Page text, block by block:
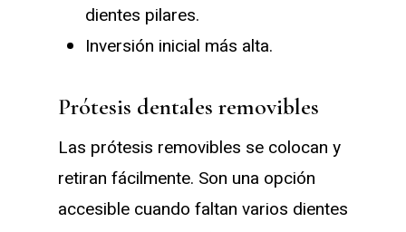
dientes pilares.
Inversión inicial más alta.
Prótesis dentales removibles
Las prótesis removibles se colocan y
retiran fácilmente. Son una opción
accesible cuando faltan varios dientes